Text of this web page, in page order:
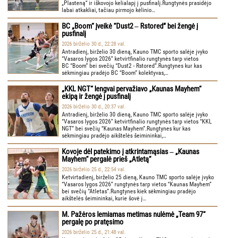
„Plasteną“ ir iškovojo kelialapį į pusfinalį.Rungtynės prasidėjo
labai atkakliai, tačiau pirmojo kėlinio…
BC „Boom“ įveikė “Dust2 ‒ Rstored” bei žengė į
pusfinalį
2026 birželio 30 d., 22:28 val.
Antradienį, birželio 30 dieną, Kauno TMC sporto salėje įvyko
“Vasaros lygos 2026” ketvirtfinalio rungtynės tarp vietos
BC “Boom” bei svečių “Dust2 - Rstored”.Rungtynes kur kas
sėkmingiau pradėjo BC “Boom” kolektyvas,…
„KKL NGT“ lengvai pervažiavo „Kaunas Mayhem“
ekipą ir žengė į pusfinalį
2026 birželio 30 d., 20:37 val.
Antradienį, birželio 30 dieną, Kauno TMC sporto salėje įvyko
“Vasaros lygos 2026” ketvirtfinalio rungtynės tarp vietos “KKL
NGT” bei svečių “Kaunas Mayhem”.Rungtynes kur kas
sėkmingiau pradėjo aikštelės šeimininkai,…
Kovoje dėl patekimo į atkrintamąsias ‒ „Kaunas
Mayhem“ pergalė prieš „Atletą“
2026 birželio 25 d., 22:54 val.
Ketvirtadienį, birželio 25 dieną, Kauno TMC sporto salėje įvyko
“Vasaros lygos 2026” rungtynės tarp vietos “Kaunas Mayhem”
bei svečių “Atletas”.Rungtynes kiek sėkmingiau pradėjo
aikštelės šeimininkai, kurie šovė į…
M. Pažėros lemiamas metimas nulėmė „Team 97“
pergalę po pratęsimo
2026 birželio 25 d., 21:48 val.